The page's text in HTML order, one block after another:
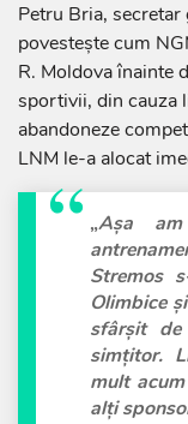
Petru Bria, secretar
povestește cum
R. Moldova înainte
sportivii, din cauza
abandoneze
LNM le-a alocat
„Așa
Stremos
Olimbice
sfârșit
simțitor.
mult
alți